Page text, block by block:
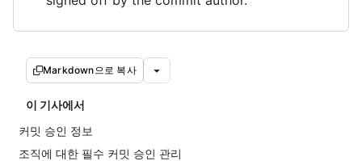
Markdown으로 복사
이 기사에서
커밋 승인 정보
조직에 대한 필수 커밋 승인 관리